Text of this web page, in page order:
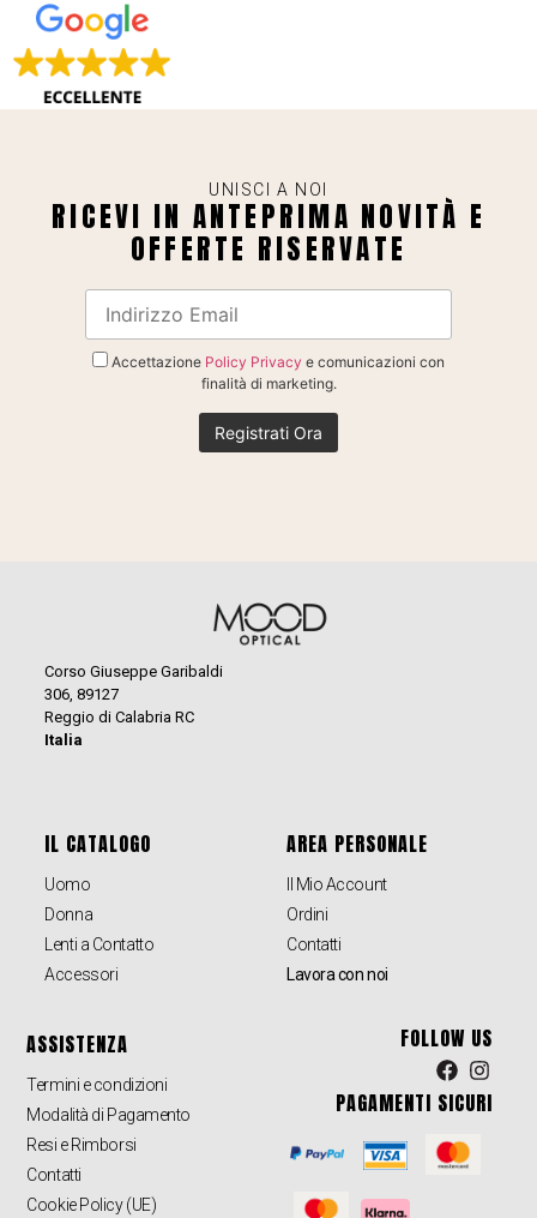
UNISCI A NOI
RICEVI IN ANTEPRIMA NOVITÀ E
OFFERTE RISERVATE
Accettazione Policy Privacy e comunicazioni con
finalità di marketing.
Corso Giuseppe Garibaldi
306, 89127
Reggio di Calabria RC
Italia
IL CATALOGO
Uomo
Donna
Lenti a Contatto
Accessori
AREA PERSONALE
Il Mio Account
Ordini
Contatti
Lavora con noi
ASSISTENZA
Termini e condizioni
Modalità di Pagamento
Resi e Rimborsi
Contatti
Cookie Policy (UE)
FOLLOW US
PAGAMENTI SICURI